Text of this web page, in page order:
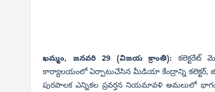
ఖమ్మం, జనవరి 29 (విజయ క్రాంతి): కలెక్టరేట్
కార్యాలయంలో ఏర్పాటుచేసిన మీడియా కేంద్రాన్ని కలెక్టర్,
పురపాలక ఎన్నికల ప్రవర్తన నియమావళి అమలులో